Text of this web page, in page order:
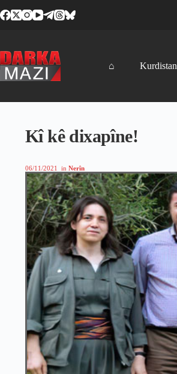
to
⌂ Kurdistan
Kî kê dixapîne!
06/11/2021 in Nerîn